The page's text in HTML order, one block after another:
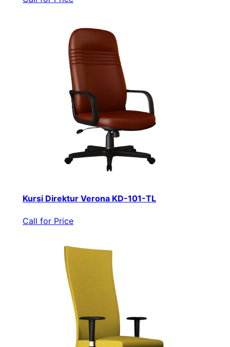
Kursi Direktur Verona KD-101-TL
Call for Price